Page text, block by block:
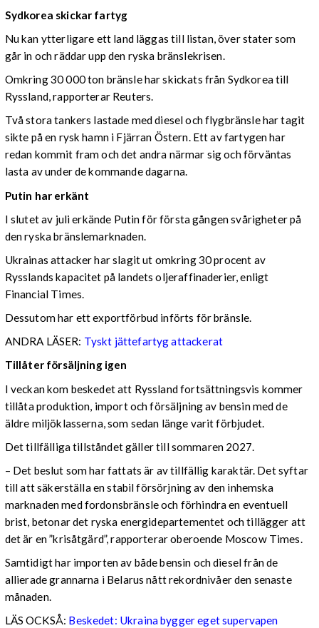
Sydkorea skickar fartyg
Nu kan ytterligare ett land läggas till listan, över stater som
går in och räddar upp den ryska bränslekrisen.
Omkring 30 000 ton bränsle har skickats från Sydkorea till
Ryssland, rapporterar Reuters.
Två stora tankers lastade med diesel och flygbränsle har tagit
sikte på en rysk hamn i Fjärran Östern. Ett av fartygen har
redan kommit fram och det andra närmar sig och förväntas
lasta av under de kommande dagarna.
Putin har erkänt
I slutet av juli erkände Putin för första gången svårigheter på
den ryska bränslemarknaden.
Ukrainas attacker har slagit ut omkring 30 procent av
Rysslands kapacitet på landets oljeraffinaderier, enligt
Financial Times.
Dessutom har ett exportförbud införts för bränsle.
ANDRA LÄSER: Tyskt jättefartyg attackerat
Tillåter försäljning igen
I veckan kom beskedet att Ryssland fortsättningsvis kommer
tillåta produktion, import och försäljning av bensin med de
äldre miljöklasserna, som sedan länge varit förbjudet.
Det tillfälliga tillståndet gäller till sommaren 2027.
– Det beslut som har fattats är av tillfällig karaktär. Det syftar
till att säkerställa en stabil försörjning av den inhemska
marknaden med fordonsbränsle och förhindra en eventuell
brist, betonar det ryska energidepartementet och tillägger att
det är en ”krisåtgärd”, rapporterar oberoende Moscow Times.
Samtidigt har importen av både bensin och diesel från de
allierade grannarna i Belarus nått rekordnivåer den senaste
månaden.
LÄS OCKSÅ: Beskedet: Ukraina bygger eget supervapen